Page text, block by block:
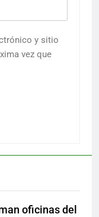
y sitio
vez que
oficinas del